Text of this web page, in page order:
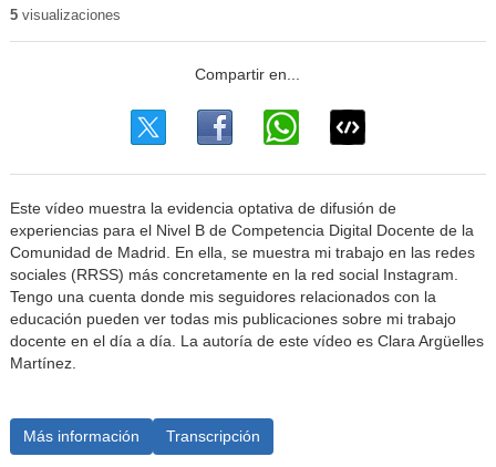
5visualizaciones
Este vídeo muestra la evidencia optativa de difusión de
experiencias para el Nivel B de Competencia Digital Docente de la
Comunidad de Madrid. En ella, se muestra mi trabajo en las redes
sociales (RRSS) más concretamente en la red social Instagram.
Tengo una cuenta donde mis seguidores relacionados con la
educación pueden ver todas mis publicaciones sobre mi trabajo
docente en el día a día. La autoría de este vídeo es Clara Argüelles
Martínez.
Más información Transcripción